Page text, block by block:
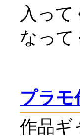
入っ
なって
プラモ
作品ギ